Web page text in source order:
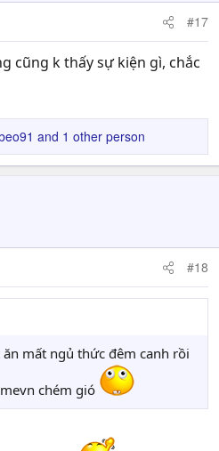
#17
cũng k thấy sự kiện gì, chắc
and 1 other person
#18
mất ngủ thức đêm canh rồi
chém gió